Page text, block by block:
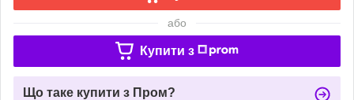
або
Купити з
Що таке купити з Пром?